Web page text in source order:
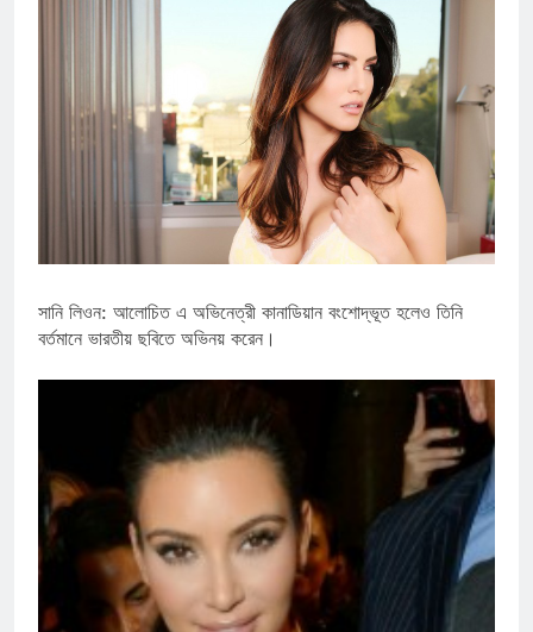
সানি লিওন: আলোচিত এ অভিনেত্রী কানাডিয়ান বংশোদ্ভূত হলেও তিনি
বর্তমানে ভারতীয় ছবিতে অভিনয় করেন।